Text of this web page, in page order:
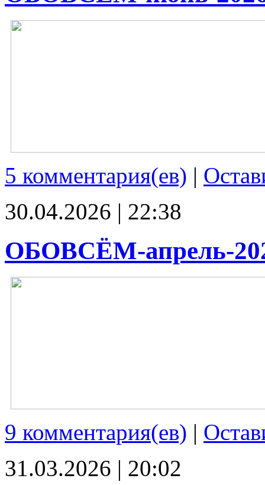
5 комментария(ев) |
30.04.2026 | 22:38
ОБОВСЁМ-апрель-
9 комментария(ев) |
31.03.2026 | 20:02